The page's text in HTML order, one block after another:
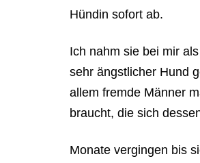
Hündin sofort ab.
Ich nahm sie bei mir
sehr ängstlicher Hund
allem fremde Männer
braucht, die sich
Monate vergingen bis